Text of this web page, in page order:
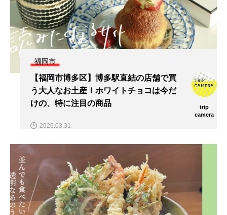
福岡市
【福岡市博多区】博多駅直結の店舗で買
う大人なお土産！ホワイトチョコは今だ
けの、特に注目の商品
trip
camera
2026.03.31